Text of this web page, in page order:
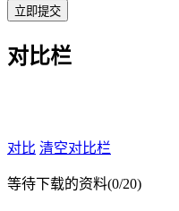
立即提交
对比栏
对比 清空对比栏
等待下载的资料(0/20)